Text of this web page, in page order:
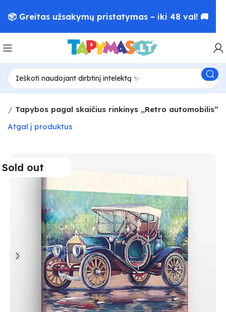
Tapybos pagal skaičius rinkinys ,,Retro automobilis”
Atgal į produktus
Sold out
📦 Greitas užsakymų pristatymas – iki 48 val! 🚚